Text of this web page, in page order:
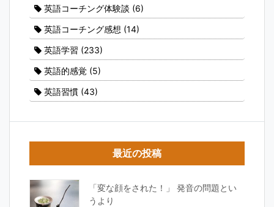
英語コーチング体験談 (6)
英語コーチング感想 (14)
英語学習 (233)
英語的感覚 (5)
英語習慣 (43)
最近の投稿
「変な顔をされた！」 発音の問題とい
うより